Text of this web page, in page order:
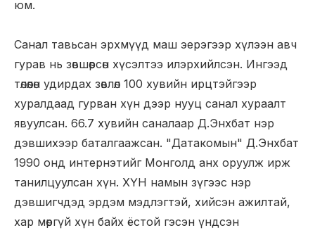
юм.
Санал тавьсан эрхмүүд маш эерэгээр хүлээн авч
гурав нь зөвшөөрсөн хүсэлтээ илэрхийлсэн. Ингээд
төлөөлөн удирдах зөвлөл 100 хувийн ирцтэйгээр
хуралдаад гурван хүн дээр нууц санал хураалт
явуулсан. 66.7 хувийн саналаар Д.Энхбат нэр
дэвшихээр баталгаажсан. "Датакомын" Д.Энхбат
1990 онд интернэтийг Монголд анх оруулж ирж
танилцуулсан хүн. ХҮН намын зүгээс нэр
дэвшигчдэд эрдэм мэдлэгтэй, хийсэн ажилтай,
хар мөргүй хүн байх ёстой гэсэн үндсэн